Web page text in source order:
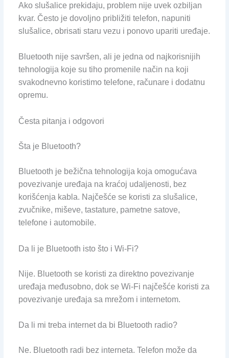
Ako slušalice prekidaju, problem nije uvek ozbiljan
kvar. Često je dovoljno približiti telefon, napuniti
slušalice, obrisati staru vezu i ponovo upariti uređaje.
Bluetooth nije savršen, ali je jedna od najkorisnijih
tehnologija koje su tiho promenile način na koji
svakodnevno koristimo telefone, računare i dodatnu
opremu.
Česta pitanja i odgovori
Šta je Bluetooth?
Bluetooth je bežična tehnologija koja omogućava
povezivanje uređaja na kraćoj udaljenosti, bez
korišćenja kabla. Najčešće se koristi za slušalice,
zvučnike, miševe, tastature, pametne satove,
telefone i automobile.
Da li je Bluetooth isto što i Wi-Fi?
Nije. Bluetooth se koristi za direktno povezivanje
uređaja međusobno, dok se Wi-Fi najčešće koristi za
povezivanje uređaja sa mrežom i internetom.
Da li mi treba internet da bi Bluetooth radio?
Ne. Bluetooth radi bez interneta. Telefon može da